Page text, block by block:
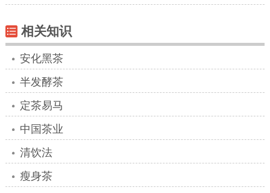
相关知识
安化黑茶
半发酵茶
定茶易马
中国茶业
清饮法
瘦身茶